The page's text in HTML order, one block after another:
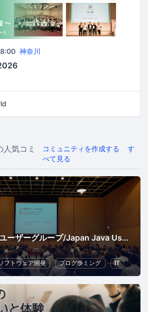
神奈川
気コミ
コミュニティを作成する
す
べて見る
日本Javaユーザーグループ/Japan Java User Group
フトウェア開発 プログラミング IT